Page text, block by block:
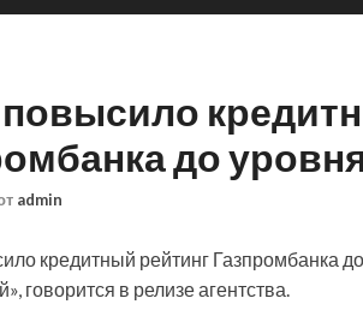
​до
admin
кредитный рейтинг Газпромбанка
говорится в релизе агентства.